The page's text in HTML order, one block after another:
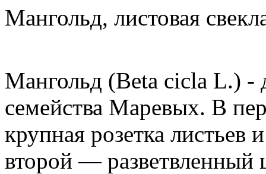
Мангольд, листовая
Мангольд (Beta cicla L.) -
семейства Маревых. В
крупная розетка листьев
второй — разветвленный